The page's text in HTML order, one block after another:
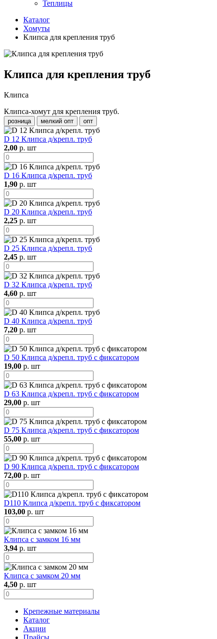
Теплицы
Каталог
Хомуты
Клипса для крепления труб
Клипса для крепления труб
Клипса
Клипса-хомут для крепления труб.
розница мелкий опт опт
D 12 Клипса д/крепл. труб
2,00 р. шт
D 16 Клипса д/крепл. труб
1,90 р. шт
D 20 Клипса д/крепл. труб
2,25 р. шт
D 25 Клипса д/крепл. труб
2,45 р. шт
D 32 Клипса д/крепл. труб
4,60 р. шт
D 40 Клипса д/крепл. труб
7,20 р. шт
D 50 Клипса д/крепл. труб с фиксатором
19,00 р. шт
D 63 Клипса д/крепл. труб с фиксатором
29,00 р. шт
D 75 Клипса д/крепл. труб с фиксатором
55,00 р. шт
D 90 Клипса д/крепл. труб с фиксатором
72,00 р. шт
D110 Клипса д/крепл. труб с фиксатором
103,00 р. шт
Клипса с замком 16 мм
3,94 р. шт
Клипса с замком 20 мм
4,50 р. шт
Крепежные материалы
Каталог
Акции
Прайсы